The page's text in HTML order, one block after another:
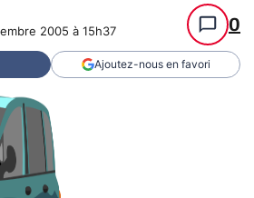
2005 à 15h37 0
Ajoutez-nous en favori